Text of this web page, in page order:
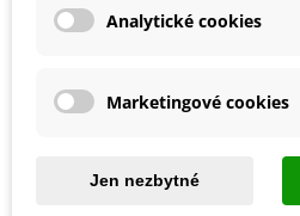
teplotou kolem 15 °C.Teplota
Detaily produktu
SOUVISEJÍCÍ PRODUKTY
Analytické cookies
Marketingové cookies
Jen nezbytné